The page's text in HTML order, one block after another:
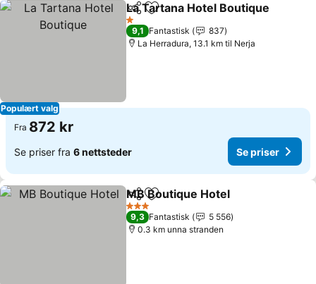
Populært valg
Del Legg til i favoritter
La Tartana Hotel Boutique
1 Stjerner
9,1 Fantastisk
837
La Herradura, 13.1 km til Nerja
Fra 872 kr
Se priser fra 6 nettsteder Se priser
Del Legg til i favoritter
MB Boutique Hotel
3 Stjerner
9,3 Fantastisk
5 556
0.3 km unna stranden